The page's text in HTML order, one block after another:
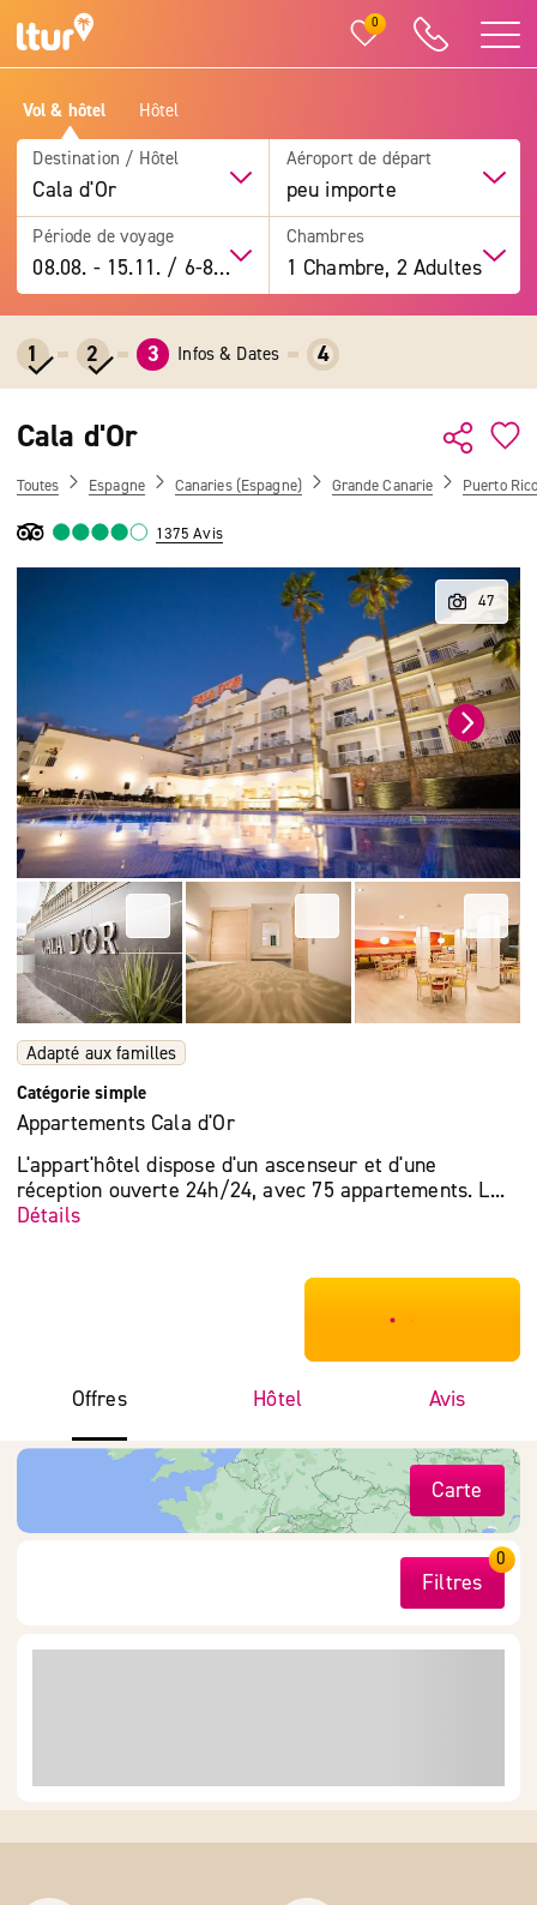
0
Vol & hôtel Hôtel
Destination / Hôtel
Cala d'Or
Aéroport de départ
peu importe
Période de voyage
08.08. -15.11. / 6-8 jours
Chambres
1 Chambre, 2 Adultes
1 2 3 Infos & Dates 4
Cala d'Or
Toutes Espagne Canaries (Espagne) Grande Canarie Puerto
1375 Avis
Adapté aux familles
Catégorie simple
Appartements Cala d'Or
L'appart'hôtel dispose d'un ascenseur et d'une
réception ouverte 24h/24, avec 75 appartements. L...
Détails
***************
Offres Hôtel Avis
Carte
Filtres
0